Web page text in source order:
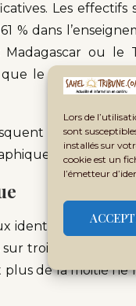
Lors de
sont
installés sur
cookie est un
l’émetteur
Les
% dans
Madagascar ou
le Maroc ou le
des
ou aux
identifier les
trois ne dispose
de la moitié ne